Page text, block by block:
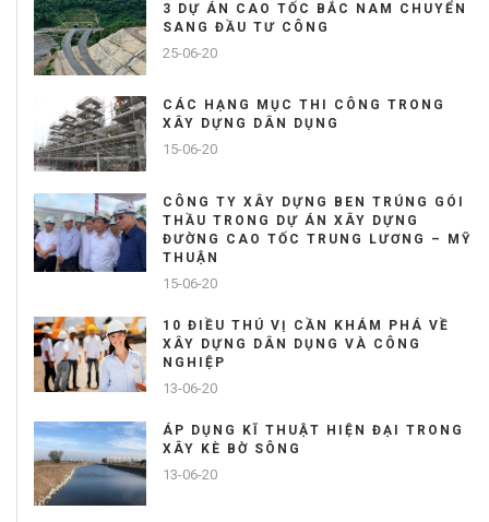
3 DỰ ÁN CAO TỐC BẮC NAM CHUYỂN
SANG ĐẦU TƯ CÔNG
25-06-20
CÁC HẠNG MỤC THI CÔNG TRONG
XÂY DỰNG DÂN DỤNG
15-06-20
CÔNG TY XÂY DỰNG BEN TRÚNG GÓI
THẦU TRONG DỰ ÁN XÂY DỰNG
ĐƯỜNG CAO TỐC TRUNG LƯƠNG – MỸ
THUẬN
15-06-20
10 ĐIỀU THÚ VỊ CẦN KHÁM PHÁ VỀ
XÂY DỰNG DÂN DỤNG VÀ CÔNG
NGHIỆP
13-06-20
ÁP DỤNG KĨ THUẬT HIỆN ĐẠI TRONG
XÂY KÈ BỜ SÔNG
13-06-20